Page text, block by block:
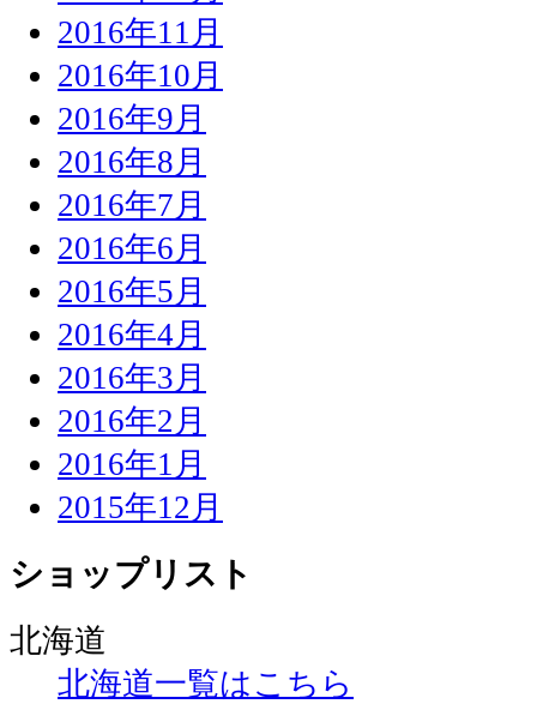
2016年11月
2016年10月
2016年9月
2016年8月
2016年7月
2016年6月
2016年5月
2016年4月
2016年3月
2016年2月
2016年1月
2015年12月
ショップリスト
北海道
北海道一覧はこちら